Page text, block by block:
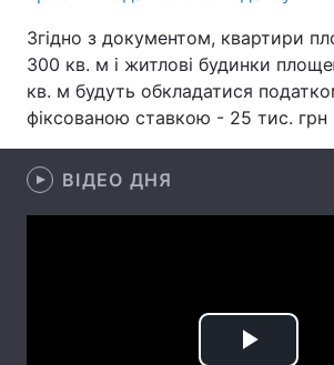
Спорт Наука
Техно і зв'язок Лайт
Зброя
Здоров'я Туризм
Регіони
Згідно з документом, квартири
300 кв. м і житлові будинки
кв. м будуть обкладатися
фіксованою ставкою - 25 тис. грн
ВІДЕО ДНЯ